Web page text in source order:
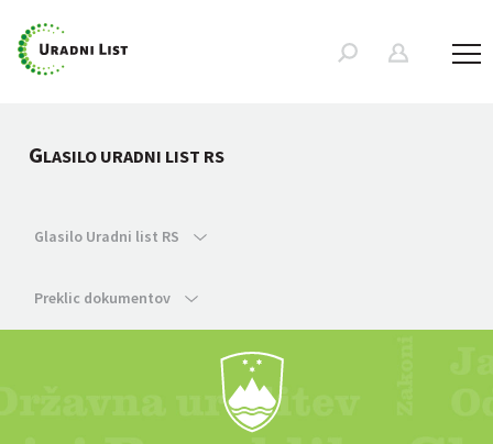
GLASILO URADNI LIST RS
Glasilo Uradni list RS
Preklic dokumentov